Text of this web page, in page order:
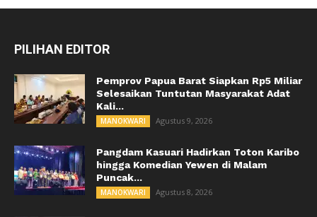
PILIHAN EDITOR
Pemprov Papua Barat Siapkan Rp5 Miliar
Selesaikan Tuntutan Masyarakat Adat
Kali...
MANOKWARI Agustus 9, 2026
Pangdam Kasuari Hadirkan Toton Karibo
hingga Komedian Yewen di Malam
Puncak...
MANOKWARI Agustus 8, 2026